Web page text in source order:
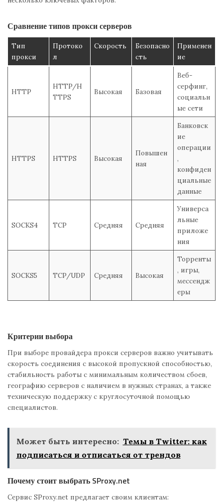
Сравнение типов прокси серверов
Тип
прокси
Протоко
л
Скорость
Безопасно
сть
Применен
ие
HTTP
HTTP/H
TTPS
Высокая Базовая
Веб-
серфинг,
социальн
ые сети
HTTPS HTTPS Высокая
Повышен
ная
Банковск
ие
операции
,
конфиден
циальные
данные
SOCKS4 TCP Средняя Средняя
Универса
льные
приложе
ния
SOCKS5 TCP/UDP Средняя Высокая
Торренты
, игры,
мессендж
еры
Критерии выбора
При выборе провайдера прокси серверов важно учитывать
скорость соединения с высокой пропускной способностью,
стабильность работы с минимальным количеством сбоев,
географию серверов с наличием в нужных странах, а также
техническую поддержку с круглосуточной помощью
специалистов.
Может быть интересно: Темы в Twitter: как
подписаться и отписаться от трендов
Почему стоит выбрать SProxy.net
Сервис SProxy.net предлагает своим клиентам: